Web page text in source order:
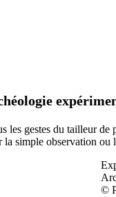
les gestes du tailleur
simple observation ou
©